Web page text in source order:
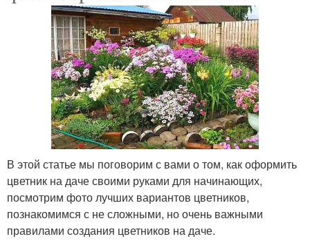
В этой статье мы поговорим с вами о том, как оформить
цветник на даче своими руками для начинающих,
посмотрим фото лучших вариантов цветников,
познакомимся с не сложными, но очень важными
правилами создания цветников на даче.